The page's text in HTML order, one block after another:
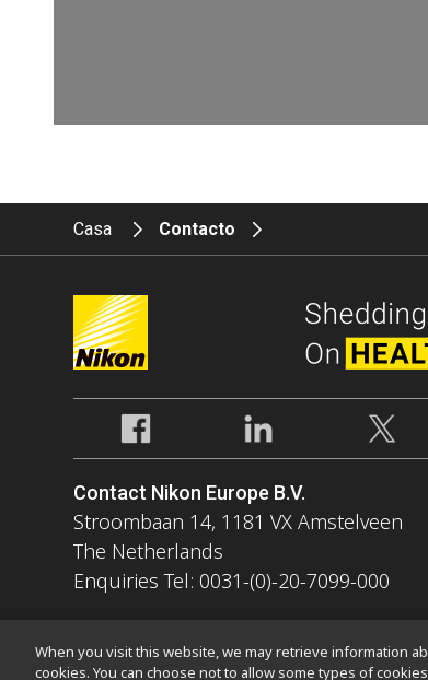
Casa Contacto
Contact Nikon Europe B.V.
Stroombaan 14, 1181 VX Amstelveen
The Netherlands
Enquiries Tel: 0031-(0)-20-7099-000
When you visit this website, we may retrieve information
cookies. You can choose not to allow some types of